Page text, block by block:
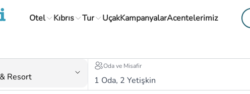
Otel Kıbrıs Tur UçakKampanyalarAcentelerimiz
Oda ve Misafir
1 Oda, 2 Yetişkin